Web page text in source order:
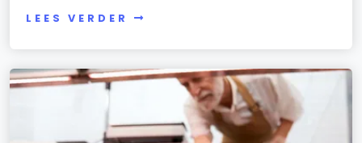
LEES VERDER